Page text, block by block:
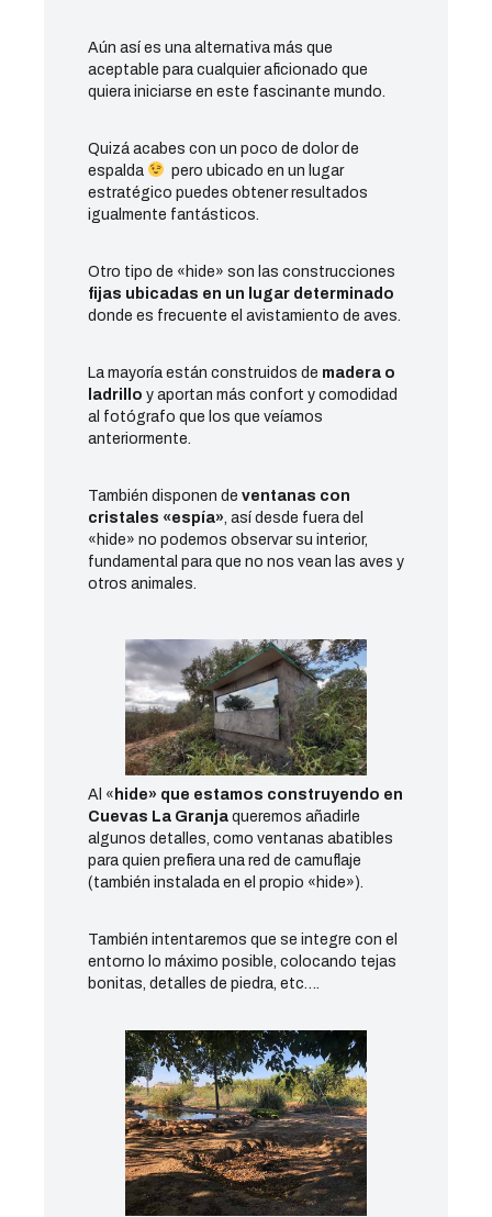
Aún así es una alternativa más que
aceptable para cualquier aficionado que
quiera iniciarse en este fascinante mundo.
Quizá acabes con un poco de dolor de
espalda
pero ubicado en un lugar
estratégico puedes obtener resultados
igualmente fantásticos.
Otro tipo de «hide» son las construcciones
fijas ubicadas en un lugar determinado
donde es frecuente el avistamiento de aves.
La mayoría están construidos de madera o
ladrillo y aportan más confort y comodidad
al fotógrafo que los que veíamos
anteriormente.
También disponen de ventanas con
cristales «espía», así desde fuera del
«hide» no podemos observar su interior,
fundamental para que no nos vean las aves y
otros animales.
Al « hide» que estamos construyendo en
Cuevas La Granja queremos añadirle
algunos detalles, como ventanas abatibles
para quien prefiera una red de camuflaje
(también instalada en el propio «hide»).
También intentaremos que se integre con el
entorno lo máximo posible, colocando tejas
bonitas, detalles de piedra, etc….